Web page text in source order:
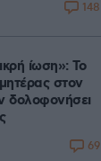
148
ίωση»: Το
στον
δολοφονήσει
69